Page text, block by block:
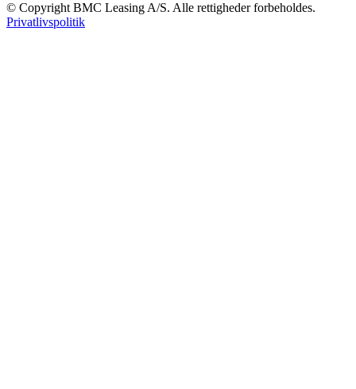
© Copyright BMC Leasing A/S. Alle rettigheder forbeholdes.
Privatlivspolitik